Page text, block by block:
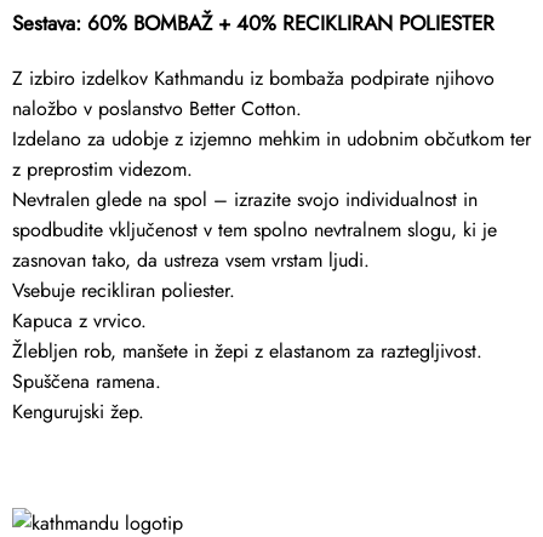
Sestava: 60% BOMBAŽ + 40% RECIKLIRAN POLIESTER
Z izbiro izdelkov Kathmandu iz bombaža podpirate njihovo
naložbo v poslanstvo Better Cotton.
Izdelano za udobje z izjemno mehkim in udobnim občutkom ter
z preprostim videzom.
Nevtralen glede na spol – izrazite svojo individualnost in
spodbudite vključenost v tem spolno nevtralnem slogu, ki je
zasnovan tako, da ustreza vsem vrstam ljudi.
Vsebuje recikliran poliester.
Kapuca z vrvico.
Žlebljen rob, manšete in žepi z elastanom za raztegljivost.
Spuščena ramena.
Kengurujski žep.